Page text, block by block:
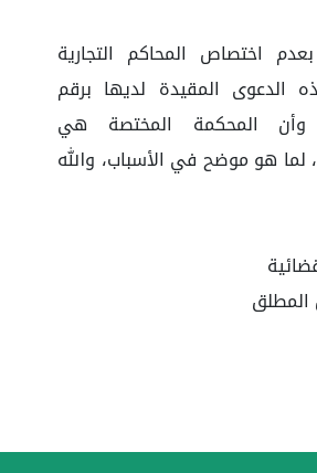
اختصاص المحاكم التجارية
الدعوى المقيدة لديها برقم
وأن المحكمة المختصة هي
لما هو موضح في الأسباب، والله
المطلق